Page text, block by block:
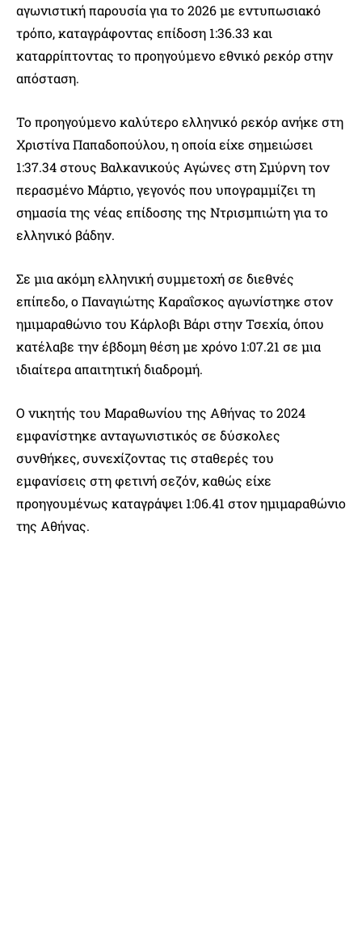
αγωνιστική παρουσία για το 2026 με εντυπωσιακό
τρόπο, καταγράφοντας επίδοση 1:36.33 και
καταρρίπτοντας το προηγούμενο εθνικό ρεκόρ στην
απόσταση.
Το προηγούμενο καλύτερο ελληνικό ρεκόρ ανήκε στη
Χριστίνα Παπαδοπούλου, η οποία είχε σημειώσει
1:37.34 στους Βαλκανικούς Αγώνες στη Σμύρνη τον
περασμένο Μάρτιο, γεγονός που υπογραμμίζει τη
σημασία της νέας επίδοσης της Ντρισμπιώτη για το
ελληνικό βάδην.
Σε μια ακόμη ελληνική συμμετοχή σε διεθνές
επίπεδο, ο Παναγιώτης Καραΐσκος αγωνίστηκε στον
ημιμαραθώνιο του Κάρλοβι Βάρι στην Τσεχία, όπου
κατέλαβε την έβδομη θέση με χρόνο 1:07.21 σε μια
ιδιαίτερα απαιτητική διαδρομή.
Ο νικητής του Μαραθωνίου της Αθήνας το 2024
εμφανίστηκε ανταγωνιστικός σε δύσκολες
συνθήκες, συνεχίζοντας τις σταθερές του
εμφανίσεις στη φετινή σεζόν, καθώς είχε
προηγουμένως καταγράψει 1:06.41 στον ημιμαραθώνιο
της Αθήνας.